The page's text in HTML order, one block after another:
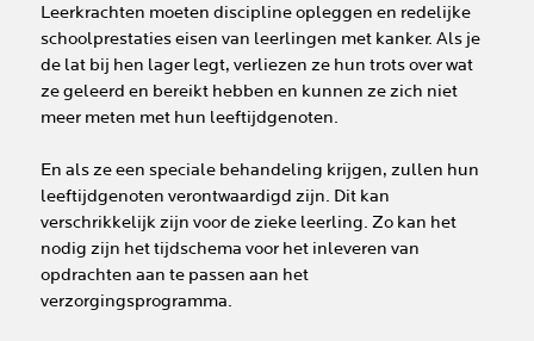
Leerkrachten moeten discipline opleggen en redelijke
schoolprestaties eisen van leerlingen met kanker. Als je
de lat bij hen lager legt, verliezen ze hun trots over wat
ze geleerd en bereikt hebben en kunnen ze zich niet
meer meten met hun leeftijdgenoten.
En als ze een speciale behandeling krijgen, zullen hun
leeftijdgenoten verontwaardigd zijn. Dit kan
verschrikkelijk zijn voor de zieke leerling. Zo kan het
nodig zijn het tijdschema voor het inleveren van
opdrachten aan te passen aan het
verzorgingsprogramma.